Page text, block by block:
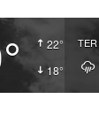
22°
18°
TER